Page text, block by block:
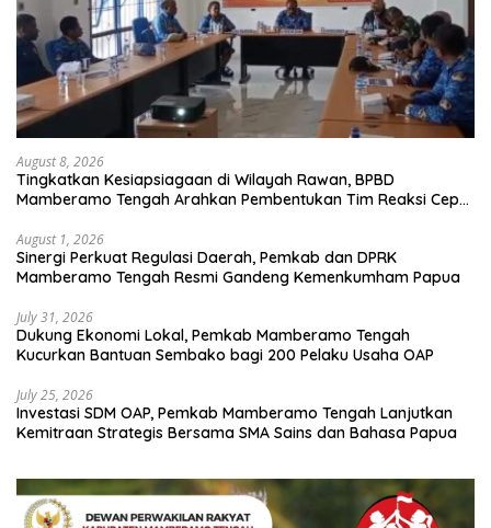
August 8, 2026
Tingkatkan Kesiapsiagaan di Wilayah Rawan, BPBD
Mamberamo Tengah Arahkan Pembentukan Tim Reaksi Cepat
August 1, 2026
Sinergi Perkuat Regulasi Daerah, Pemkab dan DPRK
Mamberamo Tengah Resmi Gandeng Kemenkumham Papua
July 31, 2026
Dukung Ekonomi Lokal, Pemkab Mamberamo Tengah
Kucurkan Bantuan Sembako bagi 200 Pelaku Usaha OAP
July 25, 2026
Investasi SDM OAP, Pemkab Mamberamo Tengah Lanjutkan
Kemitraan Strategis Bersama SMA Sains dan Bahasa Papua